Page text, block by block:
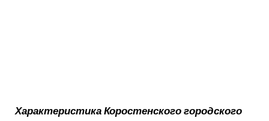
Характеристика Коростенского городского